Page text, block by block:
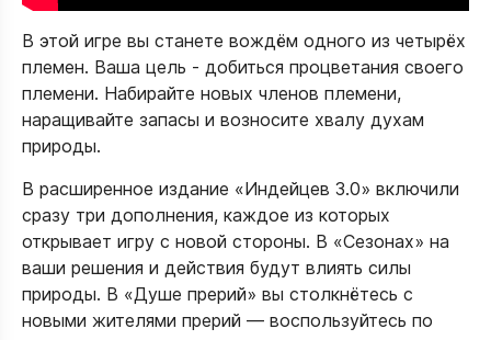
В этой игре вы станете вождём одного из четырёх
племен. Ваша цель - добиться процветания своего
племени. Набирайте новых членов племени,
наращивайте запасы и возносите хвалу духам
природы.
В расширенное издание «Индейцев 3.0» включили
сразу три дополнения, каждое из которых
открывает игру с новой стороны. В «Сезонах» на
ваши решения и действия будут влиять силы
природы. В «Душе прерий» вы столкнётесь с
новыми жителями прерий — воспользуйтесь по